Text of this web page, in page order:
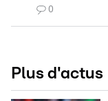
0
Plus d'actus